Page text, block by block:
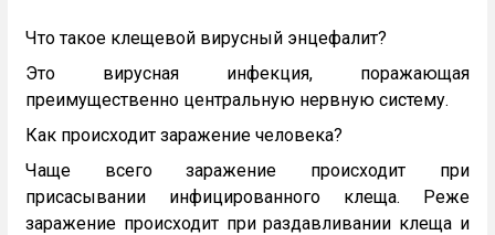
Что такое клещевой вирусный энцефалит?
Это вирусная инфекция, поражающая
преимущественно центральную нервную систему.
Как происходит заражение человека?
Чаще всего заражение происходит при
присасывании инфицированного клеща. Реже
заражение происходит при раздавливании клеща и